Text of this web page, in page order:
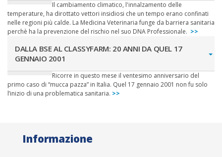
Il cambiamento climatico, l'innalzamento delle
temperature, ha dirottato vettori insidiosi che un tempo erano confinati
nelle regioni più calde. La Medicina Veterinaria funge da barriera sanitaria
perchè ha la prevenzione del rischio nel suo DNA Professionale. >>
DALLA BSE AL CLASSYFARM: 20 ANNI DA QUEL 17
GENNAIO 2001
Ricorre in questo mese il ventesimo anniversario del
primo caso di “mucca pazza” in Italia. Quel 17 gennaio 2001 non fu solo
l’inizio di una problematica sanitaria. >>
Informazione